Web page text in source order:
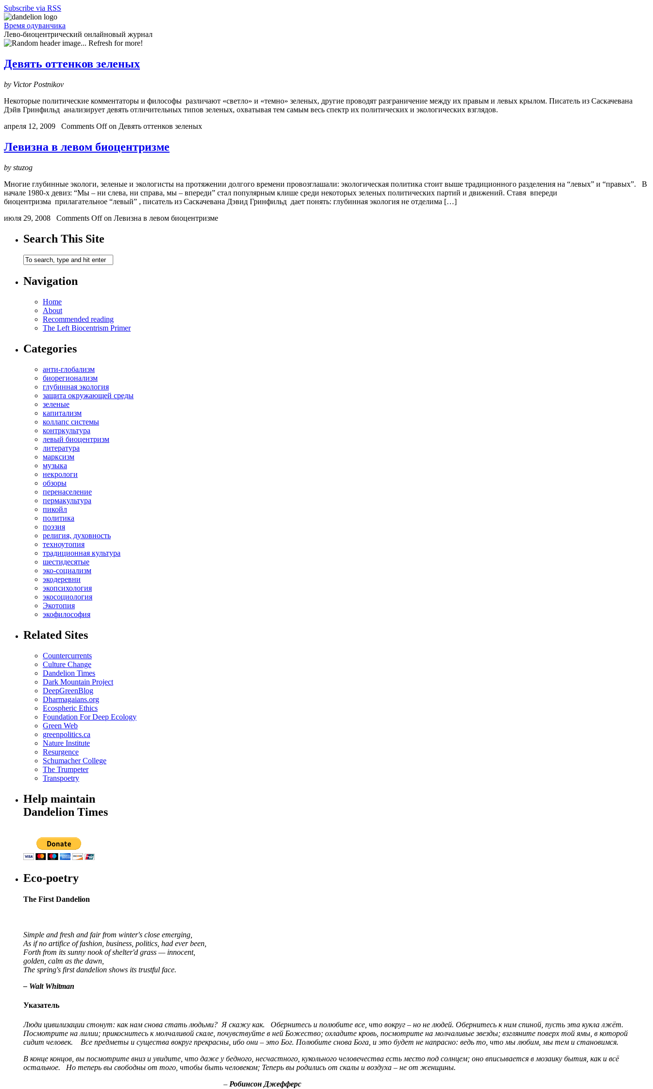
Subscribe via RSS
Время одуванчика
Лево-биоцентрический онлайновый журнал
Девять оттенков зеленых
by Victor Postnikov
Некоторые политические комментаторы и философы различают «светло» и «темно» зеленых, другие проводят разграничение между их правым и левых крылом. Писатель из Саскачевана
Дэйв Гринфильд анализирует девять отличительных типов зеленых, охватывая тем самым весь спектр их политических и экологических взглядов.
апреля 12, 2009
Comments Offon Девять оттенков зеленых
Левизна в левом биоцентризме
by stuzog
Многие глубинные экологи, зеленые и экологисты на протяжении долгого времени провозглашали: экологическая политика стоит выше традиционного разделения на “левых” и “правых”. В
начале 1980-х девиз: “Мы – ни слева, ни справа, мы – впереди” стал популярным клише среди некоторых зеленых политических партий и движений. Ставя впереди
биоцентризма прилагательное “левый” , писатель из Саскачевана Дэвид Гринфильд дает понять: глубинная экология не отделима […]
июля 29, 2008
Comments Offon Левизна в левом биоцентризме
Search This Site
Navigation
Home
About
Recommended reading
The Left Biocentrism Primer
Categories
анти-глобализм
биорегионализм
глубинная экология
защита окружающей среды
зеленые
капитализм
коллапс системы
контркультура
левый биоцентризм
литература
марксизм
музыка
некрологи
обзоры
перенаселение
пермакультура
пикойл
политика
поэзия
религия, духовность
техноутопия
традиционная культура
шестидесятые
эко-социализм
экодеревни
экопсихология
экосоциология
Экотопия
экофилософия
Related Sites
Countercurrents
Culture Change
Dandelion Times
Dark Mountain Project
DeepGreenBlog
Dharmagaians.org
Ecospheric Ethics
Foundation For Deep Ecology
Green Web
greenpolitics.ca
Nature Institute
Resurgence
Schumacher College
The Trumpeter
Transpoetry
Help maintain
Dandelion Times
Eco-poetry
The First Dandelion
Simple and fresh and fair from winter's close emerging,
As if no artifice of fashion, business, politics, had ever been,
Forth from its sunny nook of shelter'd grass — innocent,
golden, calm as the dawn,
The spring's first dandelion shows its trustful face.
– Walt Whitman
Указатель
Люди цивилизации стонут: как нам снова стать людьми? Я скажу как. Обернитесь и полюбите все, что вокруг – но не людей. Обернитесь к ним спиной, пусть эта кукла лжёт.
Посмотрите на лилии; прикоснитесь к молчаливой скале, почувствуйте в ней Божество; охладите кровь, посмотрите на молчаливые звезды; взгляните поверх той ямы, в которой
сидит человек. Все предметы и существа вокруг прекрасны, ибо они – это Бог. Полюбите снова Бога, и это будет не напрасно: ведь то, что мы любим, мы тем и становимся.
В конце концов, вы посмотрите вниз и увидите, что даже у бедного, несчастного, кукольного человечества есть место под солнцем; оно вписывается в мозаику бытия, как и всё
остальное. Но теперь вы свободны от того, чтобы быть человеком; Теперь вы родились от скалы и воздуха – не от женщины.
– Робинсон Джефферс